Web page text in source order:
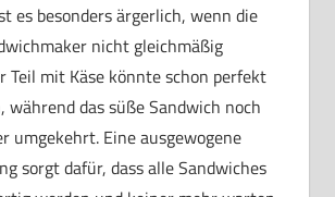
es besonders ärgerlich, wenn die
nicht gleichmäßig
Teil mit Käse könnte schon perfekt
während das süße Sandwich noch
umgekehrt. Eine ausgewogene
sorgt dafür, dass alle Sandwiches